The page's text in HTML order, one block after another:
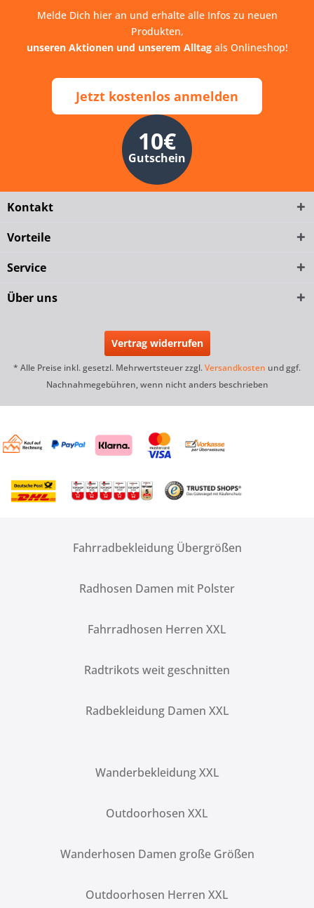
Melde Dich hier an und erhalte alle Infos zu neuen
Produkten,
unseren Aktionen und unserem Alltagals Onlineshop!
Jetzt kostenlos anmelden
10€
Gutschein
Kontakt
Vorteile
Service
Über uns
Vertrag widerrufen
* Alle Preise inkl. gesetzl. Mehrwertsteuer zzgl.Versandkosten und ggf.
Nachnahmegebühren, wenn nicht anders beschrieben
Fahrradbekleidung Übergrößen
Radhosen Damen mit Polster
Fahrradhosen Herren XXL
Radtrikots weit geschnitten
Radbekleidung Damen XXL
Wanderbekleidung XXL
Outdoorhosen XXL
Wanderhosen Damen große Größen
Outdoorhosen Herren XXL